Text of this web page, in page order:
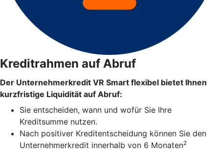
Kreditrahmen auf Abruf
Der Unternehmerkredit VR Smart flexibel bietet Ihnen
kurzfristige Liquidität auf Abruf:
Sie entscheiden, wann und wofür Sie Ihre
Kreditsumme nutzen.
Nach positiver Kreditentscheidung können Sie den
Unternehmerkredit innerhalb von 6 Monaten2